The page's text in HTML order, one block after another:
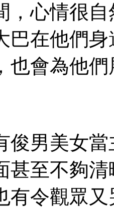
，心情很
巴在他們
也會為他
俊男美女
甚至不夠
有令觀眾